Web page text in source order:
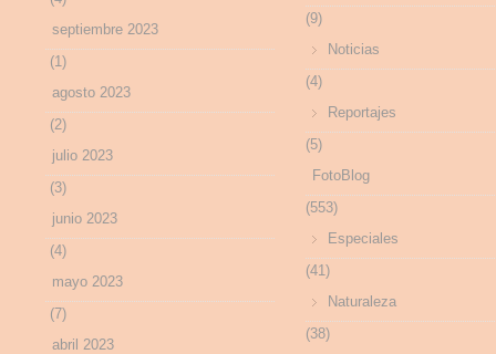
septiembre 2023
(1)
agosto 2023
(2)
julio 2023
(3)
junio 2023
(4)
mayo 2023
(7)
abril 2023
(9)
Noticias
(4)
Reportajes
(5)
FotoBlog
(553)
Especiales
(41)
Naturaleza
(38)